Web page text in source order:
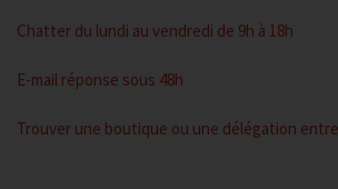
Chatter du lundi au vendredi de 9h à 18h
E-mail réponse sous 48h
Trouver une boutique ou une délégation